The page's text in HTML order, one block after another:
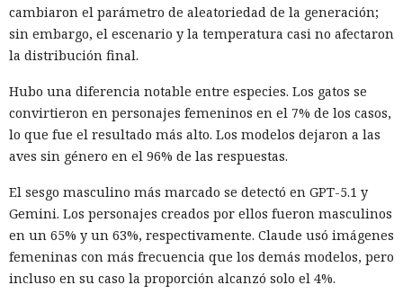
cambiaron el parámetro de aleatoriedad de la generación;
sin embargo, el escenario y la temperatura casi no afectaron
la distribución final.
Hubo una diferencia notable entre especies. Los gatos se
convirtieron en personajes femeninos en el 7% de los casos,
lo que fue el resultado más alto. Los modelos dejaron a las
aves sin género en el 96% de las respuestas.
El sesgo masculino más marcado se detectó en GPT-5.1 y
Gemini. Los personajes creados por ellos fueron masculinos
en un 65% y un 63%, respectivamente. Claude usó imágenes
femeninas con más frecuencia que los demás modelos, pero
incluso en su caso la proporción alcanzó solo el 4%.